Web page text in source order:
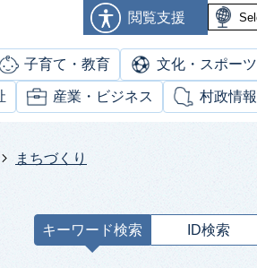
閲覧支援
子育て・教育 文化・スポーツ
産業・ビジネス 村政情報
まちづくり
キーワード検索 ID検索